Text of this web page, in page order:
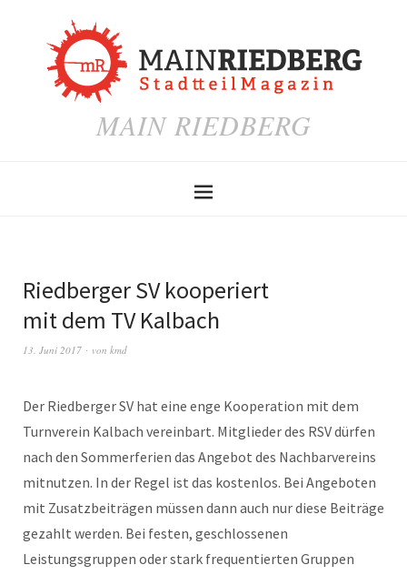
MAIN RIEDBERG
Riedberger SV kooperiert
mit dem TV Kalbach
13. Juni 2017 von kmd
Der Riedberger SV hat eine enge Kooperation mit dem
Turnverein Kalbach vereinbart. Mitglieder des RSV dürfen
nach den Sommerferien das Angebot des Nachbarvereins
mitnutzen. In der Regel ist das kostenlos. Bei Angeboten
mit Zusatzbeiträgen müssen dann auch nur diese Beiträge
gezahlt werden. Bei festen, geschlossenen
Leistungsgruppen oder stark frequentierten Gruppen